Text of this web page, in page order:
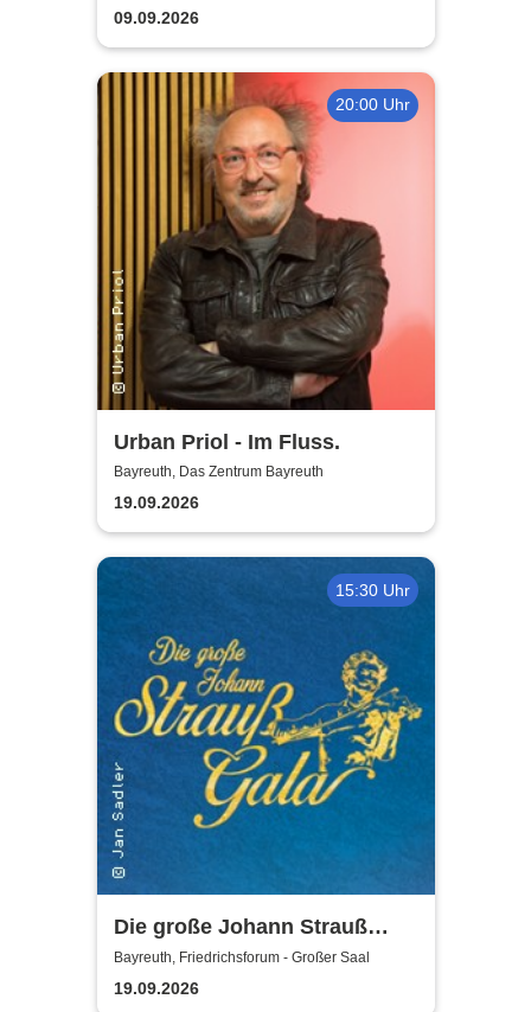
2026
09.09.2026
20:00 Uhr
Urban Priol - Im Fluss.
Bayreuth, Das Zentrum Bayreuth
19.09.2026
15:30 Uhr
Die große Johann Strauß
Gala - unsterbliche Arien &
Duette der Strauß Familie
Bayreuth, Friedrichsforum - Großer Saal
19.09.2026